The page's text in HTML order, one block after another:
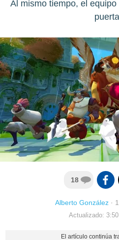
Al mismo tiempo, el
18
Alberto González·
Actualizado: